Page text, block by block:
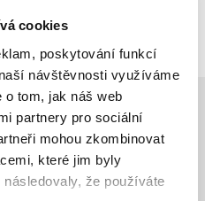
cookies
poskytování funkcí
návštěvnosti využíváme
o tom, jak náš web
partnery pro sociální
mohou zkombinovat
které jim byly
že používáte
1 Další
na jaké zboží je výhodná
k odběru našich e-
osobních údajů.